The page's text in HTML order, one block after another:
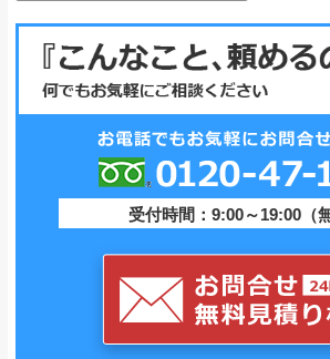
受付時間：9:00～19:00（